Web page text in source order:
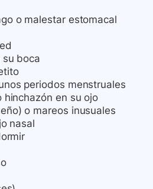
o malestar estomacal
su boca
periodos menstruales
hinchazón en su ojo
o mareos inusuales
nasal